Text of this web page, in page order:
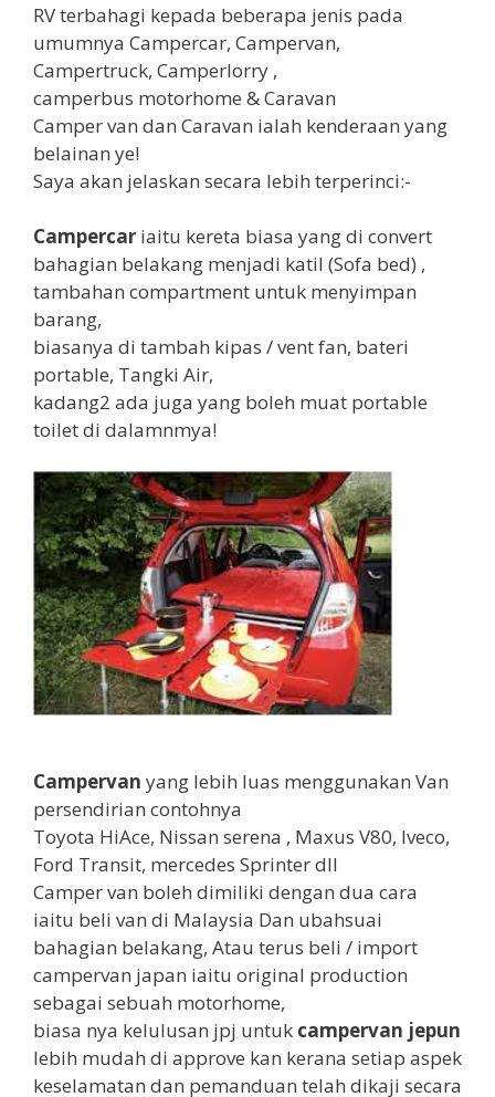
RV terbahagi kepada beberapa jenis pada
umumnya Campercar, Campervan,
Campertruck, Camperlorry ,
camperbus motorhome & Caravan
Camper van dan Caravan ialah kenderaan yang
belainan ye!
Saya akan jelaskan secara lebih terperinci:-
Campercar iaitu kereta biasa yang di convert
bahagian belakang menjadi katil (Sofa bed) ,
tambahan compartment untuk menyimpan
barang,
biasanya di tambah kipas / vent fan, bateri
portable, Tangki Air,
kadang2 ada juga yang boleh muat portable
toilet di dalamnmya!
Campervan yang lebih luas menggunakan Van
persendirian contohnya
Toyota HiAce, Nissan serena , Maxus V80, Iveco,
Ford Transit, mercedes Sprinter dll
Camper van boleh dimiliki dengan dua cara
iaitu beli van di Malaysia Dan ubahsuai
bahagian belakang, Atau terus beli / import
campervan japan iaitu original production
sebagai sebuah motorhome,
biasa nya kelulusan jpj untuk campervan jepun
lebih mudah di approve kan kerana setiap aspek
keselamatan dan pemanduan telah dikaji secara